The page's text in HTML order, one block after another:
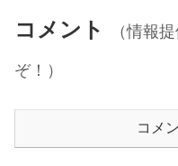
コメント
（情報
ぞ！）
コメ